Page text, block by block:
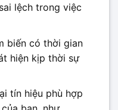
lệch trong việc
biến có thời gian
hiện kịp thời sự
tín hiệu phù hợp